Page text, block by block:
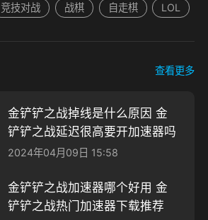
竞技对战 战棋 自走棋 LOL
查看更多
金铲铲之战掉线是什么原因 金
铲铲之战延迟很高要开加速器吗
2024年04月09日 15:58
金铲铲之战加速器哪个好用 金
铲铲之战热门加速器下载推荐